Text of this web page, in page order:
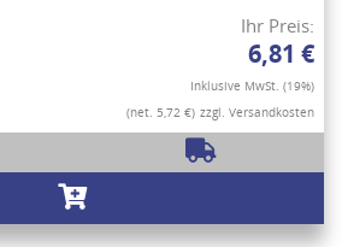
Ihr Preis:
6,81 €
Inklusive MwSt. (19%)
(net. 5,72 €) zzgl. Versandkosten